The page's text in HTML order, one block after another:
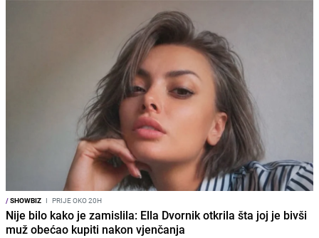
/SHOWBIZ I PRIJE OKO 20H
Nije bilo kako je zamislila: Ella Dvornik otkrila šta joj je bivši
muž obećao kupiti nakon vjenčanja